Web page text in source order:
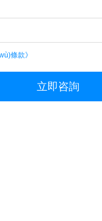
條款》
立即咨詢